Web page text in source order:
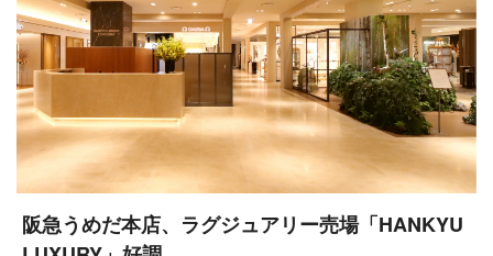
阪急うめだ本店、ラグジュアリー売場「HANKYU